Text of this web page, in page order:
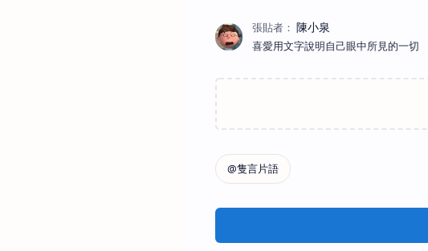
喜愛用文字說明自己眼中所見的一切